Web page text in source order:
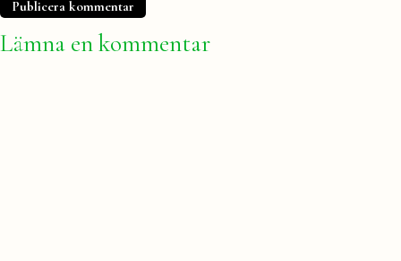
Lämna en kommentar